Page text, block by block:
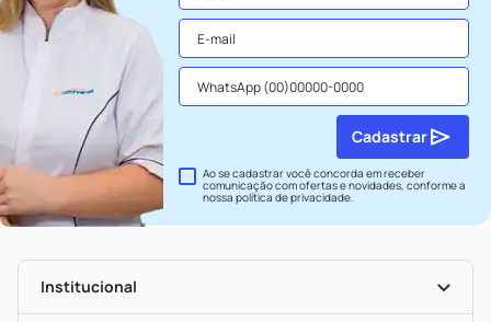
Ao se cadastrar você concorda em receber
comunicação com ofertas e novidades, conforme a
nossapolítica de privacidade.
Cadastrar
Institucional